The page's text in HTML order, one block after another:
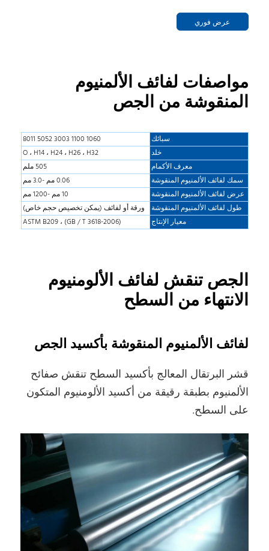
عرض فوري
مواصفات لفائف الألمنيوم
المنقوشة من الجص
سبائك
1060 1100 3003 5052 8011
خلد
O ، H14 ، H24 ، H26 ، H32
معرف الأكمام
505 ملم
سمك لفائف الألمنيوم المنقوشة
0.06 مم -3.0 مم
عرض لفائف الألمنيوم المنقوشة
10 مم -1200 مم
طول لفائف الألمنيوم المنقوشة ورقة أو لفائف (يمكن تخصيص حجم خاص)
معيار الإنتاج
(GB / T 3618-2006) ، ASTM B209
الجص تنقش لفائف الألومنيوم
الانتهاء من السطح
لفائف الألمنيوم المنقوشة بأكسيد الجص
قشر البرتقال المعالج بأكسيد السطح تنقش صفائح
الألمنيوم بطبقة رقيقة من أكسيد الألومنيوم المتكون
على السطح.